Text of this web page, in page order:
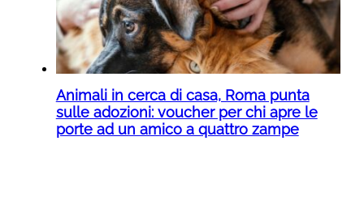
Animali in cerca di casa, Roma punta
sulle adozioni: voucher per chi apre le
porte ad un amico a quattro zampe